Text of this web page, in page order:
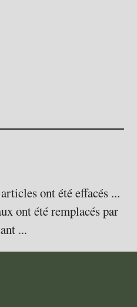
ont été effacés ...
ont été remplacés par
...